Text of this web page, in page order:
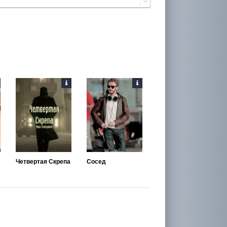
Четвертая Скрепа Сосед